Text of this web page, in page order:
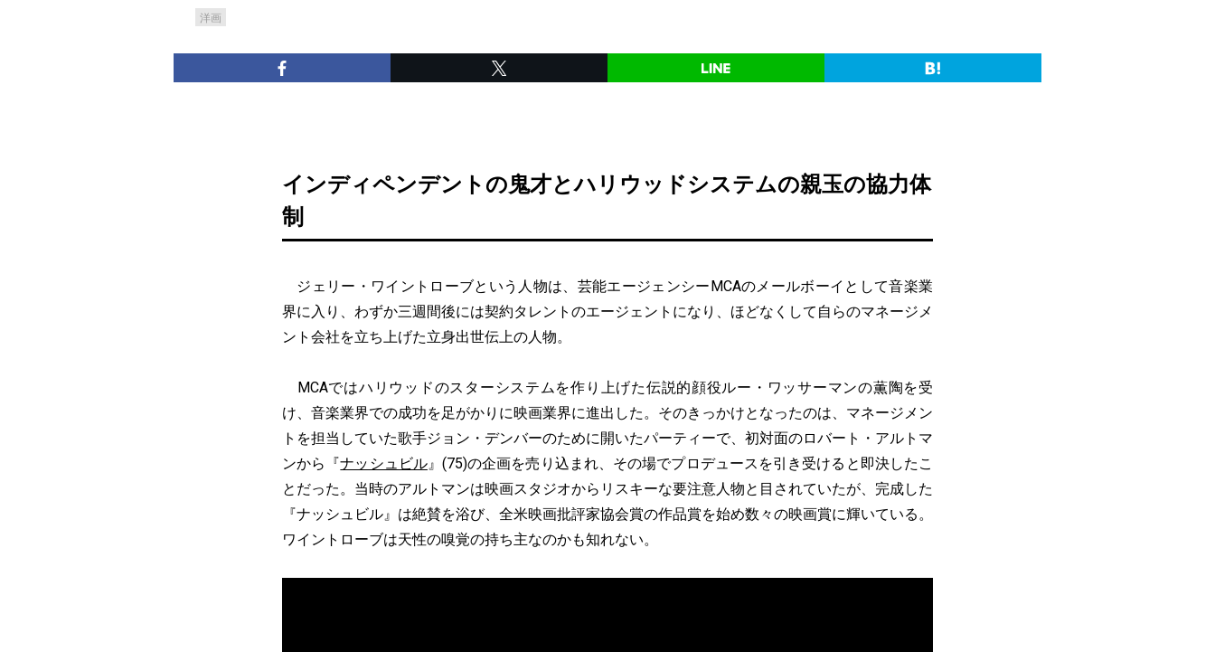
洋画
インディペンデントの鬼才とハリウッドシステムの親玉の協力体
制
ジェリー・ワイントローブという人物は、芸能エージェンシーMCAのメールボーイとして音楽業
界に入り、わずか三週間後には契約タレントのエージェントになり、ほどなくして自らのマネージメ
ント会社を立ち上げた立身出世伝上の人物。
MCAではハリウッドのスターシステムを作り上げた伝説的顔役ルー・ワッサーマンの薫陶を受
け、音楽業界での成功を足がかりに映画業界に進出した。そのきっかけとなったのは、マネージメン
トを担当していた歌手ジョン・デンバーのために開いたパーティーで、初対面のロバート・アルトマ
ンから『ナッシュビル』(75)の企画を売り込まれ、その場でプロデュースを引き受けると即決したこ
とだった。当時のアルトマンは映画スタジオからリスキーな要注意人物と目されていたが、完成した
『ナッシュビル』は絶賛を浴び、全米映画批評家協会賞の作品賞を始め数々の映画賞に輝いている。
ワイントローブは天性の嗅覚の持ち主なのかも知れない。